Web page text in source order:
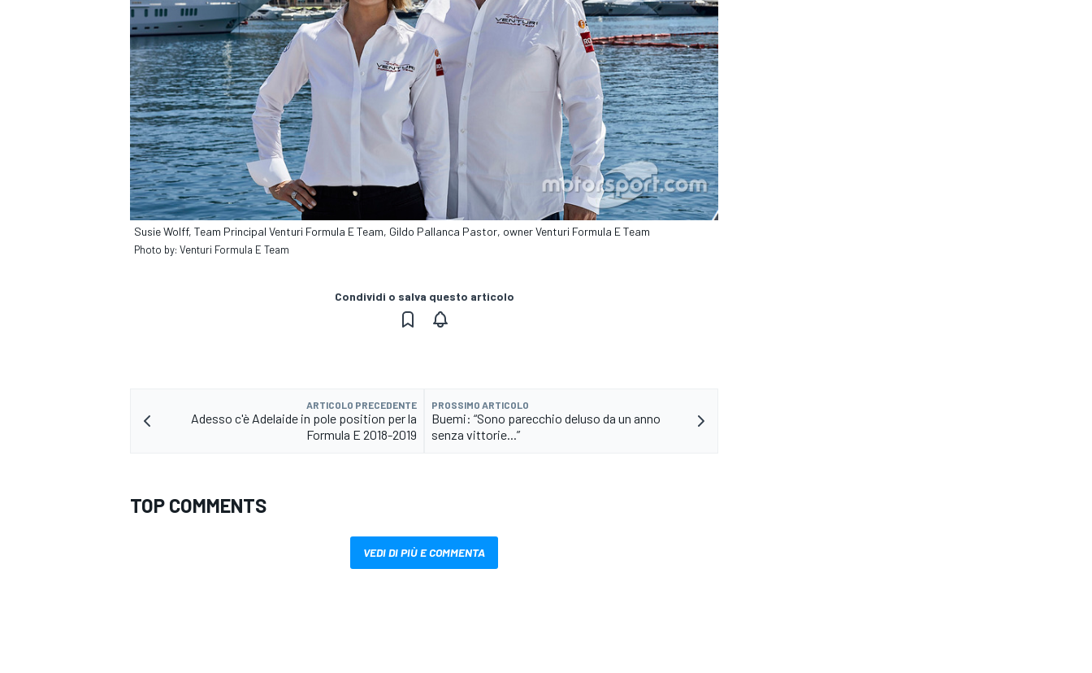
ENDURANCE/GT
MONOMARCA
Susie Wolff, Team Principal Venturi Formula E Team, Gildo Pallanca Pastor, owner Venturi Formula E Team
Photo by: Venturi Formula E Team
Condividi o salva questo articolo
ARTICOLO PRECEDENTE
Adesso c'è Adelaide in pole position per la
Formula E 2018-2019
PROSSIMO ARTICOLO
Buemi: “Sono parecchio deluso da un anno
senza vittorie...”
TOP COMMENTS
VEDI DI PIÙ E COMMENTA